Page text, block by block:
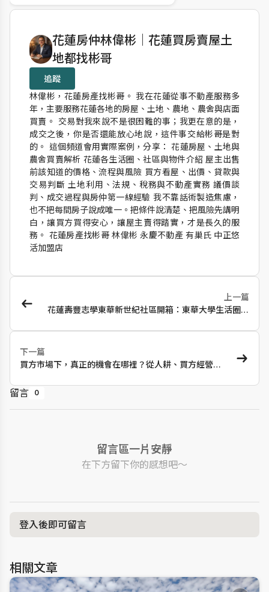
作者資訊花蓮房仲林偉彬｜花蓮買房賣屋土
地都找彬哥
追蹤
林偉彬，花蓮房產找彬哥。 我在花蓮從事不動產服務多
年，主要服務花蓮各地的房屋、土地、農地、農舍與店面
買賣。 交易對我來說不是很困難的事；我更在意的是，
成交之後，你是否還能放心地說，這件事交給彬哥是對
的。 這個頻道會用實際案例，分享： 花蓮房屋、土地與
農舍買賣解析 花蓮各生活圈、社區與物件介紹 屋主出售
前該知道的價格、流程與風險 買方看屋、出價、貸款與
交易判斷 土地利用、法規、稅務與不動產實務 議價談
判、成交過程與房仲第一線經驗 我不靠話術製造焦慮，
也不把每間房子說成唯一。把條件說清楚、把風險先講明
白，讓買方買得安心，讓屋主賣得踏實，才是長久的服
務。 花蓮房產找彬哥 林偉彬 永慶不動產 有巢氏 中正悠
活加盟店
上一篇
花蓮壽豐志學東華新世紀社區開箱：東華大學生活圈、
下一篇
買方市場下，真正的機會在哪裡？從人耕、買方經營，
留言 0
留言區一片安靜
在下方留下你的感想吧～
登入後即可留言
相關文章